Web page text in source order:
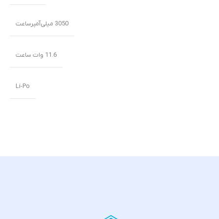
3050 میلی‌‌‌آمپرساعت
11.6 وات ساعت
Li-Po